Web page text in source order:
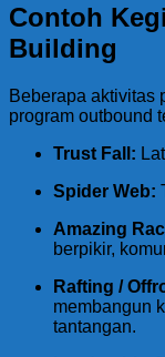
Contoh
Building
Beberapa aktivitas
program outbound
Trust Fall:
Spider Web:
Amazing
berpikir,
Rafting /
membangun
tantangan.